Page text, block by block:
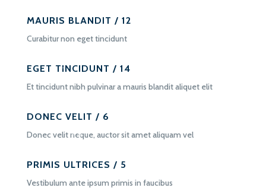
MAURIS BLANDIT / 12
Curabitur non eget tincidunt
EGET TINCIDUNT / 14
Et tincidunt nibh pulvinar a mauris blandit aliquet elit
DONEC VELIT / 6
Donec velit neque, auctor sit amet aliquam vel
PRIMIS ULTRICES / 5
Vestibulum ante ipsum primis in faucibus